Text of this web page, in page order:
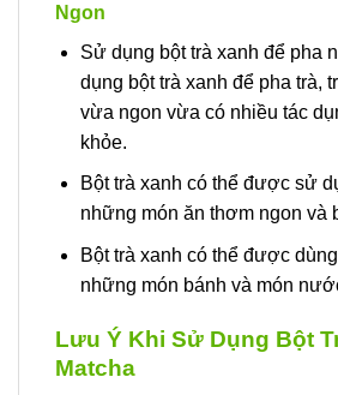
Ngon
Sử dụng bột trà xanh để pha
dụng bột trà xanh để pha trà,
vừa ngon vừa có nhiều tác
khỏe.
Bột trà xanh có thể được sử
những món ăn thơm ngon và
Bột trà xanh có thể được
những món bánh và món
Lưu Ý Khi Sử Dụng Bột
Matcha